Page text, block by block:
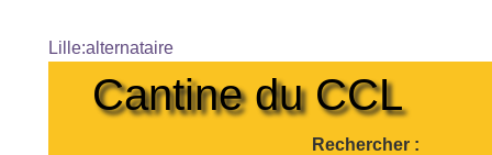
Lille:alternataire
Cantine du CCL
Rechercher :